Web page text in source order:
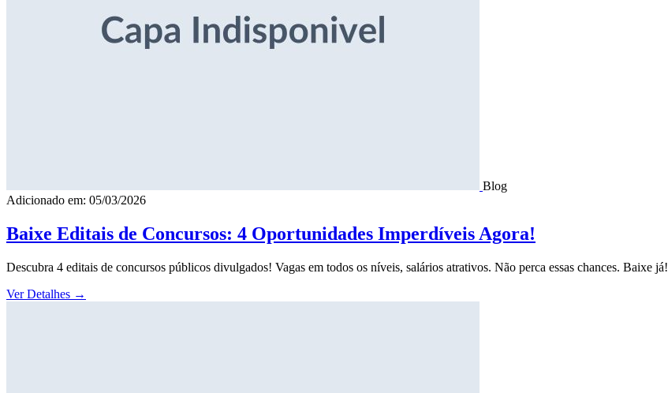
Blog
Adicionado em: 05/03/2026
Baixe Editais de Concursos: 4 Oportunidades Imperdíveis Agora!
Descubra 4 editais de concursos públicos divulgados! Vagas em todos os níveis, salários atrativos. Não perca essas chances. Baixe já!
Ver Detalhes →